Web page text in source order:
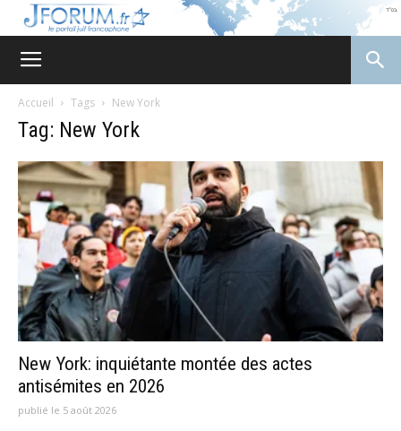
Accueil Tags New York
Tag: New York
New York: inquiétante montée des actes
antisémites en 2026
publié le 5 août 2026